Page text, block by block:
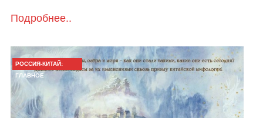
Подробнее..
РОССИЯ-КИТАЙ:
ГЛАВНОЕ